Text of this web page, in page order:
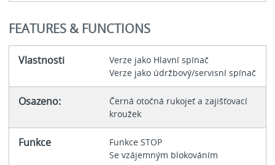
FEATURES & FUNCTIONS
Vlastnosti
Verze jako Hlavní spínač
Verze jako údržbový/servisní spínač
Osazeno:
Černá otočná rukojeť a zajišťovací
kroužek
Funkce
Funkce STOP
Se vzájemným blokováním